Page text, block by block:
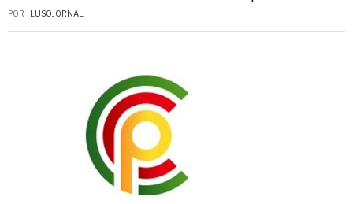
POR _LUSOJORNAL